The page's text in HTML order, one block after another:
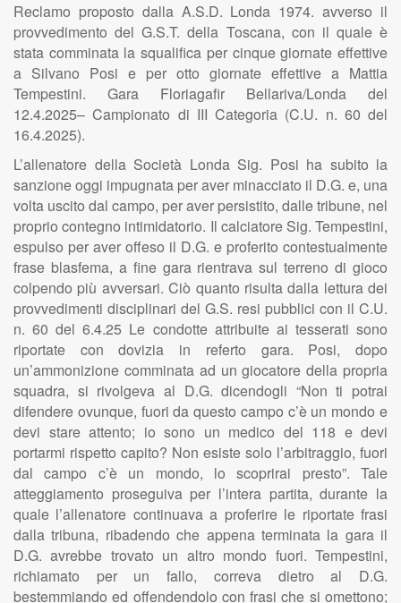
Reclamo proposto dalla A.S.D. Londa 1974. avverso il
provvedimento del G.S.T. della Toscana, con il quale è
stata comminata la squalifica per cinque giornate effettive
a Silvano Posi e per otto giornate effettive a Mattia
Tempestini. Gara Floriagafir Bellariva/Londa del
12.4.2025– Campionato di III Categoria (C.U. n. 60 del
16.4.2025).
L’allenatore della Società Londa Sig. Posi ha subito la
sanzione oggi impugnata per aver minacciato il D.G. e, una
volta uscito dal campo, per aver persistito, dalle tribune, nel
proprio contegno intimidatorio. Il calciatore Sig. Tempestini,
espulso per aver offeso il D.G. e proferito contestualmente
frase blasfema, a fine gara rientrava sul terreno di gioco
colpendo più avversari. Ciò quanto risulta dalla lettura dei
provvedimenti disciplinari del G.S. resi pubblici con il C.U.
n. 60 del 6.4.25 Le condotte attribuite ai tesserati sono
riportate con dovizia in referto gara. Posi, dopo
un’ammonizione comminata ad un giocatore della propria
squadra, si rivolgeva al D.G. dicendogli “Non ti potrai
difendere ovunque, fuori da questo campo c’è un mondo e
devi stare attento; io sono un medico del 118 e devi
portarmi rispetto capito? Non esiste solo l’arbitraggio, fuori
dal campo c’è un mondo, lo scoprirai presto”. Tale
atteggiamento proseguiva per l’intera partita, durante la
quale l’allenatore continuava a proferire le riportate frasi
dalla tribuna, ribadendo che appena terminata la gara il
D.G. avrebbe trovato un altro mondo fuori. Tempestini,
richiamato per un fallo, correva dietro al D.G.
bestemmiando ed offendendolo con frasi che si omettono;